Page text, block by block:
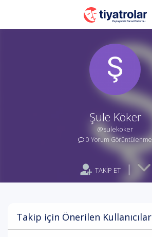
Şule Köker
@sulekoker
0 Yorum Görüntülenme
TAKİP ET |
Takip için Önerilen Kullanıcılar